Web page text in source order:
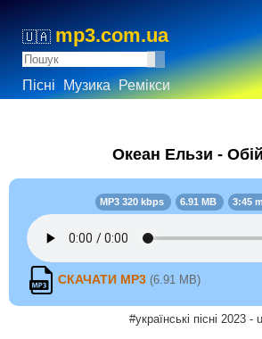
🇺🇦 mp3.com.ua
Пісні Музика Ремікси
Океан Ельзи -
MP3 320 kbps 6.91 MB 3:45
СКАЧАТИ MP3 (6.91 MB)
#українські пісні 2023